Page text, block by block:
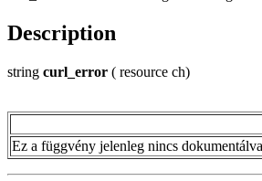
Description
string curl_error ( resource ch)
Ez a függvény jelenleg nincs